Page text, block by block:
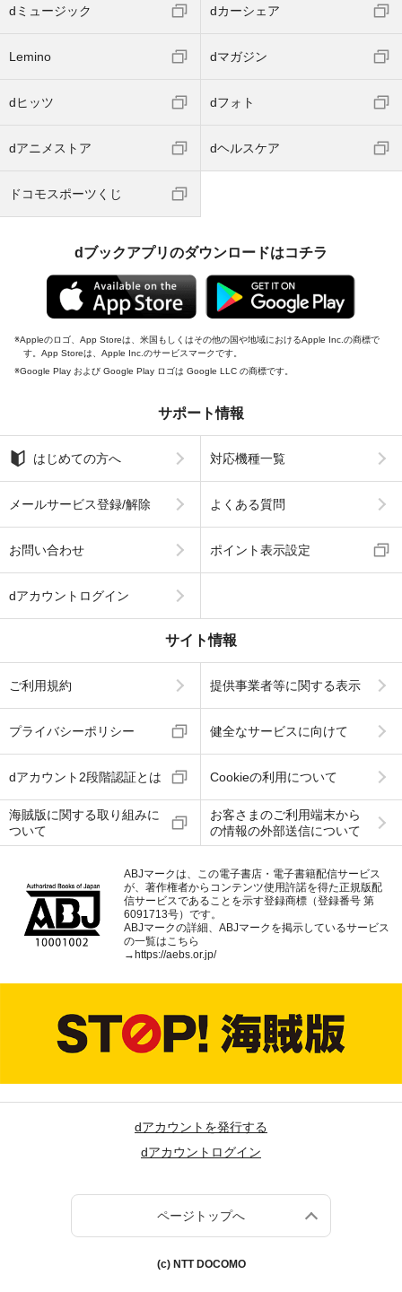
dミュージック dカーシェア
Lemino dマガジン
dヒッツ dフォト
dアニメストア dヘルスケア
ドコモスポーツくじ
dブックアプリのダウンロードはコチラ
Appleのロゴ、App Storeは、米国もしくはその他の国や地域におけるApple Inc.の商標で
す。App Storeは、Apple Inc.のサービスマークです。
Google Play および Google Play ロゴは Google LLC の商標です。
サポート情報
はじめての方へ 対応機種一覧
メールサービス登録/解除 よくある質問
お問い合わせ ポイント表示設定
dアカウントログイン
サイト情報
ご利用規約 提供事業者等に関する表示
プライバシーポリシー 健全なサービスに向けて
dアカウント2段階認証とは Cookieの利用について
海賊版に関する取り組みに
ついて
お客さまのご利用端末から
の情報の外部送信について
ABJマークは、この電子書店・電子書籍配信サービス
が、著作権者からコンテンツ使用許諾を得た正規版配
信サービスであることを示す登録商標（登録番号 第
6091713号）です。
ABJマークの詳細、ABJマークを掲示しているサービス
の一覧はこちら
→ https://aebs.or.jp/
dアカウントを発行する
dアカウントログイン
ページトップへ
(c) NTT DOCOMO